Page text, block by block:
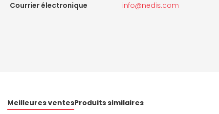
Courrier électronique
info@nedis.com
Meilleures ventesProduits similaires